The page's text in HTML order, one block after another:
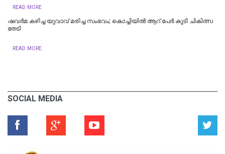
READ MORE
ഷവര്‍മ കഴിച്ച യുവാവ് മരിച്ച സംഭവം; കൊച്ചിയില്‍‌ ആറ് പേര്‍ കൂടി ചികിത്സ
തേടി
READ MORE
SOCIAL MEDIA